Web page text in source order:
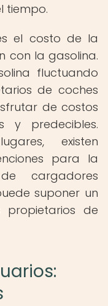
tiempo.
el costo de la
con la gasolina.
fluctuando
de coches
de costos
y predecibles.
existen
para la
cargadores
suponer un
de